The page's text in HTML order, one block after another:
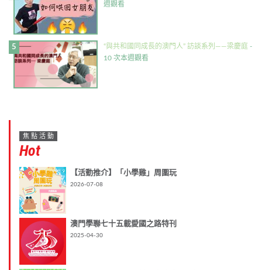
週觀看
“與共和國同成長的澳門人” 訪談系列——梁慶庭 -
10 次本週觀看
焦點活動
Hot
【活動推介】「小學雞」周圍玩
2026-07-08
澳門學聯七十五載愛國之路特刊
2025-04-30